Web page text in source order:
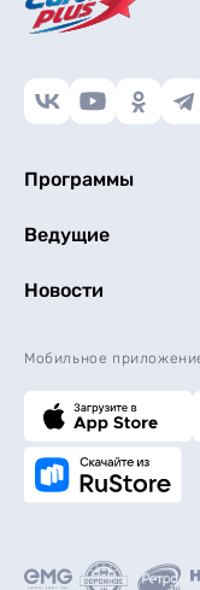
Программы
Ведущие
Новости
Мобильное